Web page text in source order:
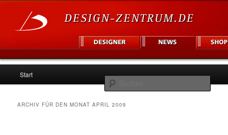
Design Zentrum
Zum
Zum
Start
ARCHIV FÜR DEN MONATAPRIL 2009